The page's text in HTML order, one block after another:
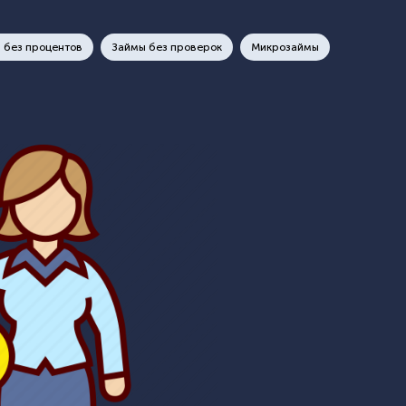
процентов Займы без проверок Микрозаймы